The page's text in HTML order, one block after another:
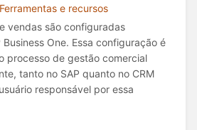
Ferramentas e recursos
vendas são configuradas
One. Essa configuração é
processo de gestão comercial
tanto no SAP quanto no CRM
responsável por essa